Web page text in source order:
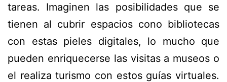
tareas. Imaginen las posibilidades que se
tienen al cubrir espacios cono bibliotecas
con estas pieles digitales, lo mucho que
pueden enriquecerse las visitas a museos o
el realiza turismo con estos guías virtuales.